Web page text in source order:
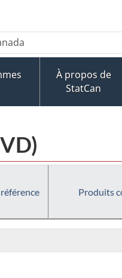
À propos de
StatCan
Produits